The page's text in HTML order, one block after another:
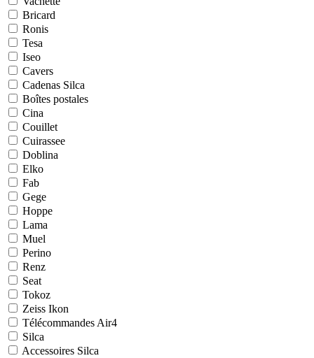
Bricard
Ronis
Tesa
Iseo
Cavers
Cadenas Silca
Boîtes postales
Cina
Couillet
Cuirassee
Doblina
Elko
Fab
Gege
Hoppe
Lama
Muel
Perino
Renz
Seat
Tokoz
Zeiss Ikon
Télécommandes Air4
Silca
Accessoires Silca